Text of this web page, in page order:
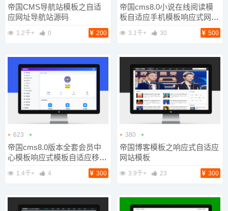
帝国CMS导航站模板之自适
应网址导航站源码
1.2千+ 0 200
帝国cms8.0小说在线阅读模
板自适应手机模板响应式网站
3.1千+ 30 500
623
帝国cms8.0版本全套会员中
心模板响应式模板自适应移动
1.4千+ 4 300
380
帝国博客模板之响应式自适应
网站模板
3.9千+ 23 300